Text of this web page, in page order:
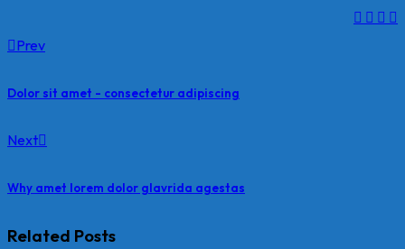
Prev
Dolor sit amet - consectetur adipiscing
Next
Why amet lorem dolor glavrida agestas
Related Posts